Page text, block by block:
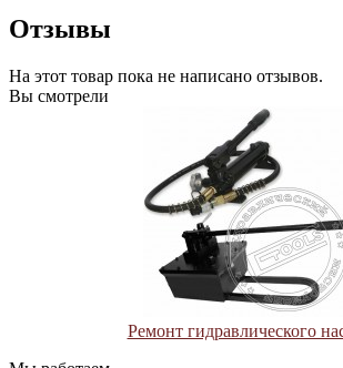
Отзывы
На этот товар пока не написано отзывов.
Вы смотрели
Ремонт гидравлического